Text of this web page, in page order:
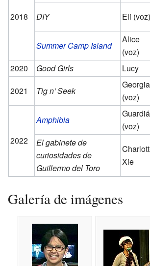
2018 DIY Eli (voz)
Summer Camp Island
Alice
(voz)
2020
Good Girls Lucy
2021
Tig n' Seek
Georgia
(voz)
2022
Amphibia
(voz)
El gabinete de
curiosidades de
Guillermo del Toro
Xie
Galería de imágenes